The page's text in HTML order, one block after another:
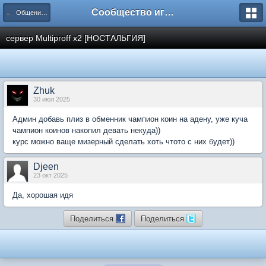
← Общение / Free speak Сообщество игроков L2BesT.Org
сервер Multiproff x2 [НОСТАЛЬГИЯ]
Zhuk
30 июл 2025
Админ добавь плиз в обменник чампион коин на адену, уже куча
чампион коинов накопил девать некуда))
курс можно ваще мизерный сделать хоть чтото с них будет))
Djeen
23 окт 2025
Да, хорошая идя
Поделиться Поделиться